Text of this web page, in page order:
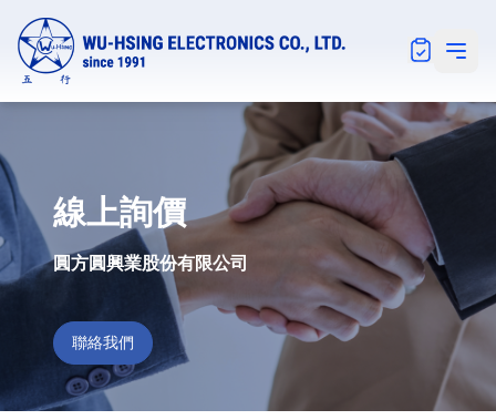
Open
線上詢價
圓方圓興業股份有限公司
聯絡我們